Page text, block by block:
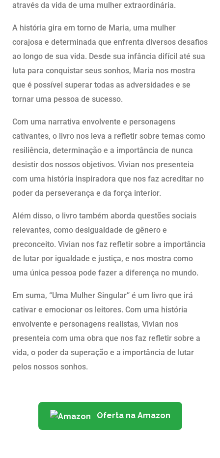
através da vida de uma mulher extraordinária.
A história gira em torno de Maria, uma mulher
corajosa e determinada que enfrenta diversos desafios
ao longo de sua vida. Desde sua infância difícil até sua
luta para conquistar seus sonhos, Maria nos mostra
que é possível superar todas as adversidades e se
tornar uma pessoa de sucesso.
Com uma narrativa envolvente e personagens
cativantes, o livro nos leva a refletir sobre temas como
resiliência, determinação e a importância de nunca
desistir dos nossos objetivos. Vivian nos presenteia
com uma história inspiradora que nos faz acreditar no
poder da perseverança e da força interior.
Além disso, o livro também aborda questões sociais
relevantes, como desigualdade de gênero e
preconceito. Vivian nos faz refletir sobre a importância
de lutar por igualdade e justiça, e nos mostra como
uma única pessoa pode fazer a diferença no mundo.
Em suma, “Uma Mulher Singular” é um livro que irá
cativar e emocionar os leitores. Com uma história
envolvente e personagens realistas, Vivian nos
presenteia com uma obra que nos faz refletir sobre a
vida, o poder da superação e a importância de lutar
pelos nossos sonhos.
Oferta na Amazon